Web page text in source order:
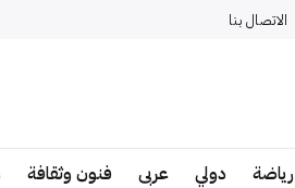
الاتصال بنا
رياضة دولي عربى فنون وثقافة